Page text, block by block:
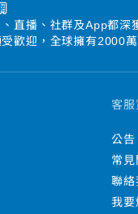
直播、社群及App都深
歡迎，全球擁有2000萬
客服
公告
常見
聯絡
我要